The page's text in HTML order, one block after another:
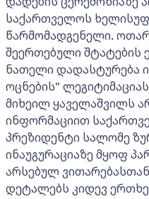
საქართველოს
წარმომადგენელი.
შეერთებული შტატების
ნათელი დადასტურება
ოცნების"
მიხეილ ყაველაშვილს
ინფორმაციით
პრეზიდენტი სალომე
ინაუგურაციაზე მყოფ
არსებულ
დეტალებს კიდევ